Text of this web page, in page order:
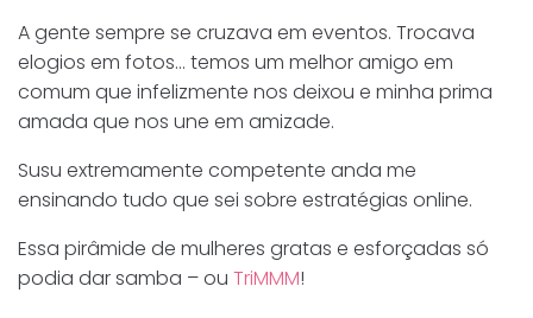
A gente sempre se cruzava em eventos. Trocava
elogios em fotos… temos um melhor amigo em
comum que infelizmente nos deixou e minha prima
amada que nos une em amizade.
Susu extremamente competente anda me
ensinando tudo que sei sobre estratégias online.
Essa pirâmide de mulheres gratas e esforçadas só
podia dar samba – ou TriMMM!